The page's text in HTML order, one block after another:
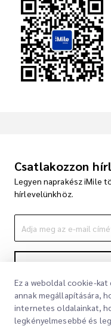
Csatlakozzon
Legyen naprakész iMile
hírlevelünkhöz.
A feliratkozással elfogadja
nyilatkozat
Ez a weboldal cookie-
annak megállapítására,
internetes oldalainkat,
legkényelmesebbé és